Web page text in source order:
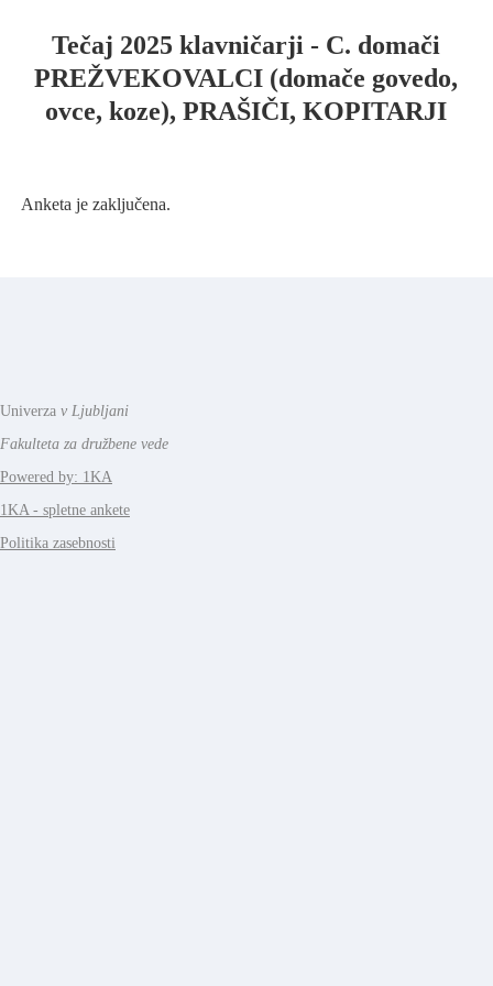
Tečaj 2025 klavničarji - C. domači
PREŽVEKOVALCI (domače govedo,
ovce, koze), PRAŠIČI, KOPITARJI
Anketa je zaključena.
Univerza v Ljubljani
Fakulteta za družbene vede
Powered by: 1KA
1KA - spletne ankete
Politika zasebnosti